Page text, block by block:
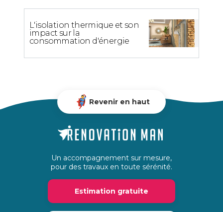
L'isolation thermique et son
impact sur la
consommation d'énergie
Revenir en haut
Un accompagnement sur mesure,
pour des travaux en toute sérénité.
Estimation gratuite